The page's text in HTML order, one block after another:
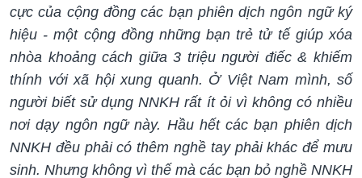
cực của cộng đồng các bạn phiên dịch ngôn ngữ ký
hiệu - một cộng đồng những bạn trẻ tử tế giúp xóa
nhòa khoảng cách giữa 3 triệu người điếc & khiếm
thính với xã hội xung quanh. Ở Việt Nam mình, số
người biết sử dụng NNKH rất ít ỏi vì không có nhiều
nơi dạy ngôn ngữ này. Hầu hết các bạn phiên dịch
NNKH đều phải có thêm nghề tay phải khác để mưu
sinh. Nhưng không vì thế mà các bạn bỏ nghề NNKH